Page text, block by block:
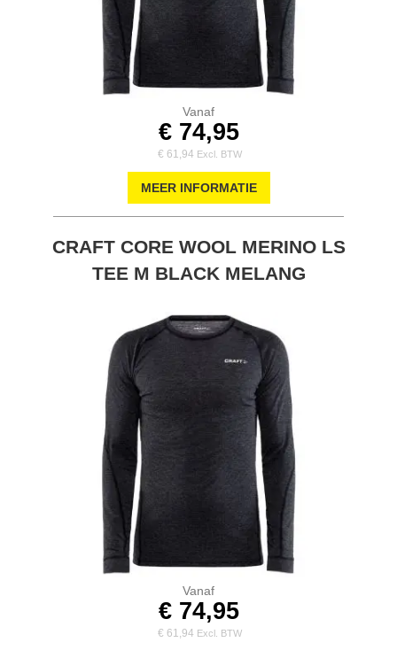
Vanaf
€ 74,95
€ 61,94
MEER INFORMATIE
CRAFT CORE WOOL MERINO LS
TEE M BLACK MELANG
Vanaf
€ 74,95
€ 61,94